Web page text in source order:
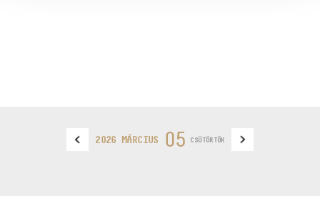
2026 MÁRCIUS 05 CSÜTÖRTÖK